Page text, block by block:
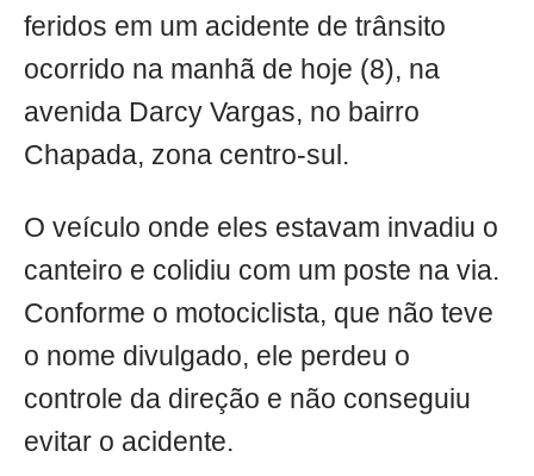
feridos em um acidente de trânsito
ocorrido na manhã de hoje (8), na
avenida Darcy Vargas, no bairro
Chapada, zona centro-sul.
O veículo onde eles estavam invadiu o
canteiro e colidiu com um poste na via.
Conforme o motociclista, que não teve
o nome divulgado, ele perdeu o
controle da direção e não conseguiu
evitar o acidente.